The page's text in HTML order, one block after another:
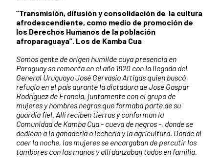
“Transmisión, difusión y consolidación de la cultura
afrodescendiente, como medio de promoción de
los Derechos Humanos de la población
afroparaguaya”. Los de Kamba Cua
Somos gente de origen humilde cuya presencia en
Paraguay se remonta en el año 1820 con la llegada del
General Uruguayo José Gervasio Artigas quien buscó
refugio en el país durante la dictadura de José Gaspar
Rodríguez de Francia, juntamente con el grupo de
mujeres y hombres negros que formaba parte de su
guardia fiel. Allí reciben tierras y conforman la
Comunidad de Kamba Cua - cueva de negros -, donde se
dedican a la ganadería o lechería y la agricultura. Donde al
caer la noche, las mujeres se encargaban de percutir los
tambores con las manos y allí danzaban todos en familia.